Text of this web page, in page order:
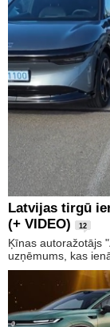
Latvijas tirgū
(+ VIDEO)
12
Ķīnas autoražotājs
uzņēmums, kas